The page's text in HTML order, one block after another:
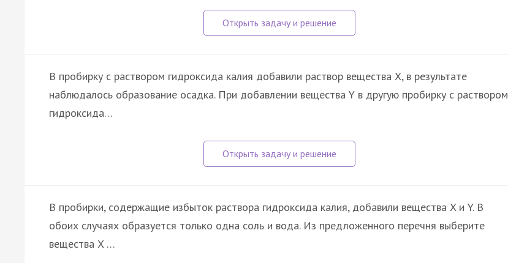
В пробирку с раствором гидроксида калия добавили раствор вещества X, в результате
наблюдалось образование осадка. При добавлении вещества Y в другую пробирку с раствором
гидроксида…
В пробирки, содержащие избыток раствора гидроксида калия, добавили вещества X и Y. В
обоих случаях образуется только одна соль и вода. Из предложенного перечня выберите
вещества X …